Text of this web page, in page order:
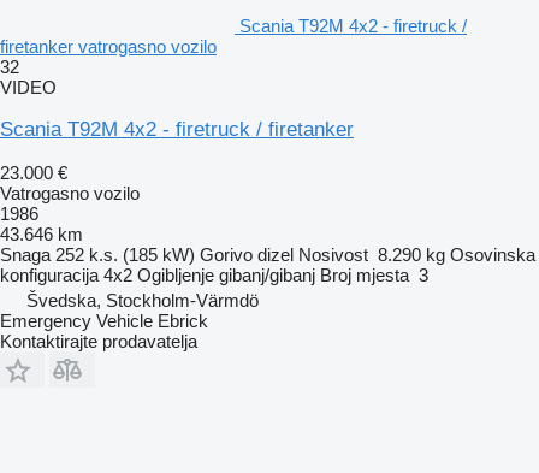
Scania T92M 4x2 - firetruck /
firetanker vatrogasno vozilo
32
VIDEO
Scania T92M 4x2 - firetruck / firetanker
23.000 €
Vatrogasno vozilo
1986
43.646 km
Snaga 252 k.s. (185 kW) Gorivo dizel Nosivost 8.290 kg Osovinska
konfiguracija 4x2 Ogibljenje gibanj/gibanj Broj mjesta 3
Švedska, Stockholm-Värmdö
Emergency Vehicle Ebrick
Kontaktirajte prodavatelja